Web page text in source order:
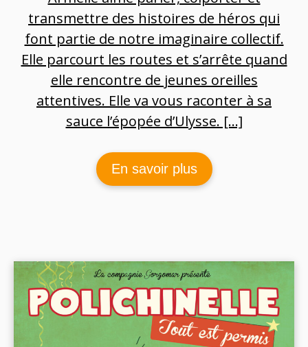
transmettre des histoires de héros qui
font partie de notre imaginaire collectif.
Elle parcourt les routes et s’arrête quand
elle rencontre de jeunes oreilles
attentives. Elle va vous raconter à sa
sauce l’épopée d’Ulysse. […]
En savoir plus